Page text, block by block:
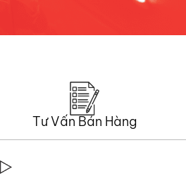
Tư Vấn Bán Hàng